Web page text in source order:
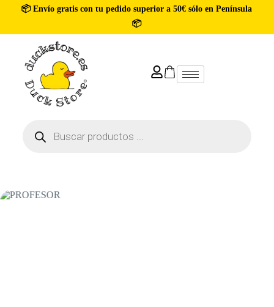
📦 Envío gratis con tu pedido superior a 50€ sólo en Península
📦